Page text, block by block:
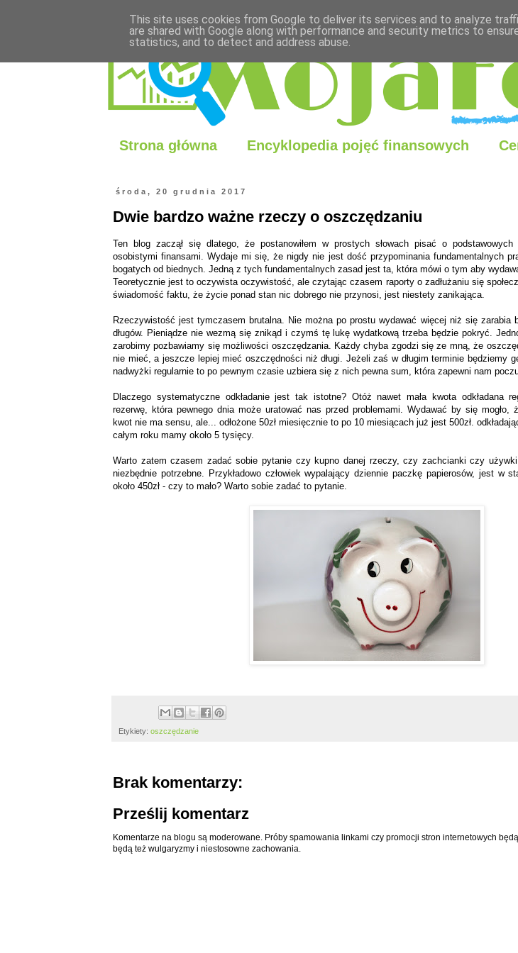
Strona główna Encyklopedia pojęć finansowych
środa, 20 grudnia 2017
Dwie bardzo ważne rzeczy o oszczędzaniu
Ten blog zaczął się dlatego, że postanowiłem w prostych słowach pisać o
osobistymi finansami. Wydaje mi się, że nigdy nie jest dość przypominania fundamentalnych
bogatych od biednych. Jedną z tych fundamentalnych zasad jest ta, która mówi o tym aby
Teoretycznie jest to oczywista oczywistość, ale czytając czasem raporty o zadłużaniu się
świadomość faktu, że życie ponad stan nic dobrego nie przynosi, jest niestety zanikająca.
Rzeczywistość jest tymczasem brutalna. Nie można po prostu wydawać więcej niż się zarabia
długów. Pieniądze nie wezmą się znikąd i czymś tę lukę wydatkową trzeba będzie pokryć.
zarobimy pozbawiamy się możliwości oszczędzania. Każdy chyba zgodzi się ze mną, że
nie mieć, a jeszcze lepiej mieć oszczędności niż długi. Jeżeli zaś w długim terminie będziemy
nadwyżki regularnie to po pewnym czasie uzbiera się z nich pewna sum, która zapewni nam
Dlaczego systematyczne odkładanie jest tak istotne? Otóż nawet mała kwota odkładana
rezerwę, która pewnego dnia może uratować nas przed problemami. Wydawać by się mogło,
kwot nie ma sensu, ale... odłożone 50zł miesięcznie to po 10 miesiącach już jest 500zł.
całym roku mamy około 5 tysięcy.
Warto zatem czasem zadać sobie pytanie czy kupno danej rzeczy, czy zachcianki czy
niezbędnie potrzebne. Przykładowo człowiek wypalający dziennie paczkę papierosów, jest w
około 450zł - czy to mało? Warto sobie zadać to pytanie.
Etykiety: oszczędzanie
Brak komentarzy:
Prześlij komentarz
Komentarze na blogu są moderowane. Próby spamowania linkami czy promocji stron internetowych
będą też wulgaryzmy i niestosowne zachowania.
This site uses cookies from Google to deliver its services and to analyze
are shared with Google along with performance and security metrics to
statistics, and to detect and address abuse.